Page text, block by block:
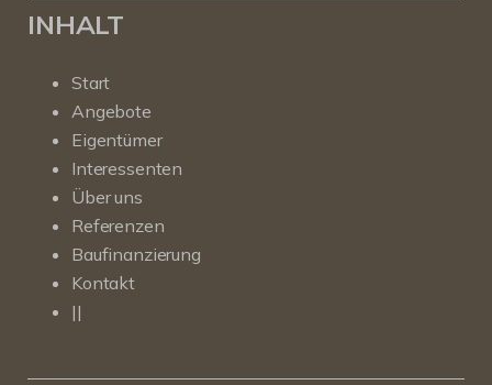
INHALT
Start
Angebote
Eigentümer
Interessenten
Über uns
Referenzen
Baufinanzierung
Kontakt
||